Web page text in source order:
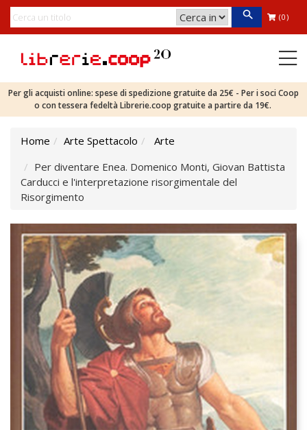
(0)
Per gli acquisti online: spese di spedizione gratuite da 25€ - Per i soci Coop
o con tessera fedeltà Librerie.coop gratuite a partire da 19€.
Home Arte Spettacolo
Arte
Per diventare Enea. Domenico Monti, Giovan Battista
Carducci e l'interpretazione risorgimentale del
Risorgimento